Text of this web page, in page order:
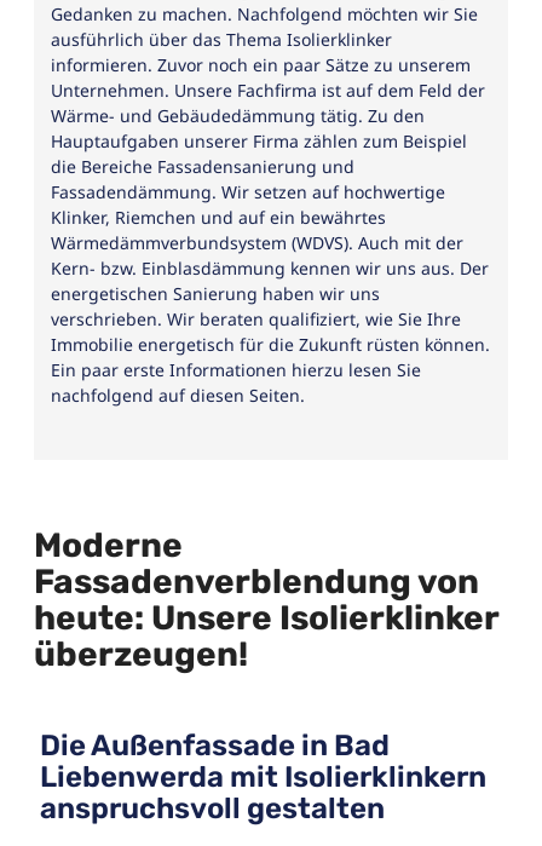
Gedanken zu machen. Nachfolgend möchten wir Sie
ausführlich über das Thema Isolierklinker
informieren. Zuvor noch ein paar Sätze zu unserem
Unternehmen. Unsere Fachfirma ist auf dem Feld der
Wärme- und Gebäudedämmung tätig. Zu den
Hauptaufgaben unserer Firma zählen zum Beispiel
die Bereiche Fassadensanierung und
Fassadendämmung. Wir setzen auf hochwertige
Klinker, Riemchen und auf ein bewährtes
Wärmedämmverbundsystem (WDVS). Auch mit der
Kern- bzw. Einblasdämmung kennen wir uns aus. Der
energetischen Sanierung haben wir uns
verschrieben. Wir beraten qualifiziert, wie Sie Ihre
Immobilie energetisch für die Zukunft rüsten können.
Ein paar erste Informationen hierzu lesen Sie
nachfolgend auf diesen Seiten.
Moderne
Fassadenverblendung von
heute: Unsere Isolierklinker
überzeugen!
Die Außenfassade in Bad
Liebenwerda mit Isolierklinkern
anspruchsvoll gestalten